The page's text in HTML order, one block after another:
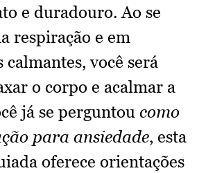
e duradouro. Ao se
respiração e em
calmantes, você será
o corpo e acalmar a
já se perguntou como
para ansiedade, esta
oferece orientações